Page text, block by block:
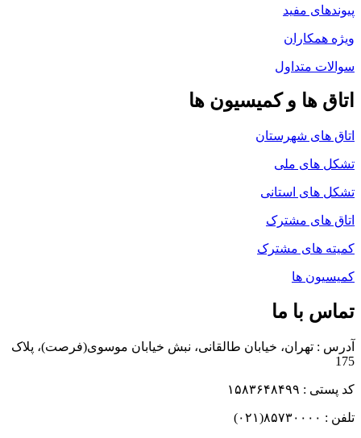
پیوندهای مفید
ویژه همکاران
سوالات متداول
اتاق ها و کمیسیون ها
اتاق های شهرستان
تشکل های ملی
تشکل های استانی
اتاق های مشترک
کمیته های مشترک
کمیسیون ها
تماس با ما
آدرس : تهران، خیابان طالقانی، نبش خیابان موسوی(فرصت)، پلاک
175
کد پستی : ۱۵۸۳۶۴۸۴۹۹
تلفن : ۸۵۷۳۰۰۰۰(۰۲۱)